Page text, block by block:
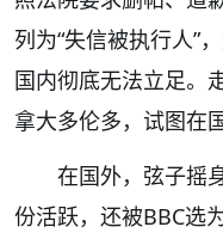
列为“失信被执行人”
国内彻底无法立足。
拿大多伦多，试图在
在国外，弦子摇
份活跃，还被BBC选